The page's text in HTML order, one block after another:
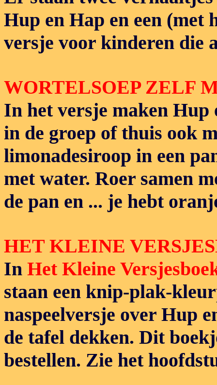
Hup en Hap en een (met
versje voor kinderen die
WORTELSOEP ZELF
In het versje maken
in de groep of thuis ook
limonadesiroop in een
met water. Roer samen
de pan en ... je hebt
HET KLEINE
In Het Kleine
staan een knip-plak-
naspeelversje over Hup
de tafel dekken. Dit
bestellen. Zie het